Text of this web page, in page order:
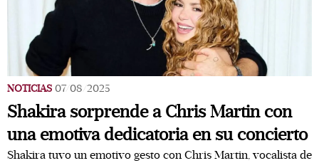
NOTICIAS 07/08/2025
Shakira sorprende a Chris Martin con
una emotiva dedicatoria en su concierto
Shakira tuvo un emotivo gesto con Chris Martin, vocalista de